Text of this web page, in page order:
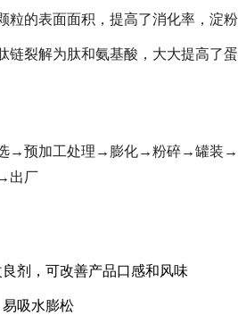
粒的表面面积，提高了消化率，淀粉
链裂解为肽和氨基酸，大大提高了蛋
→预加工处理→膨化→粉碎→罐装→
出厂
良剂，可改善产品口感和风味
易吸水膨松